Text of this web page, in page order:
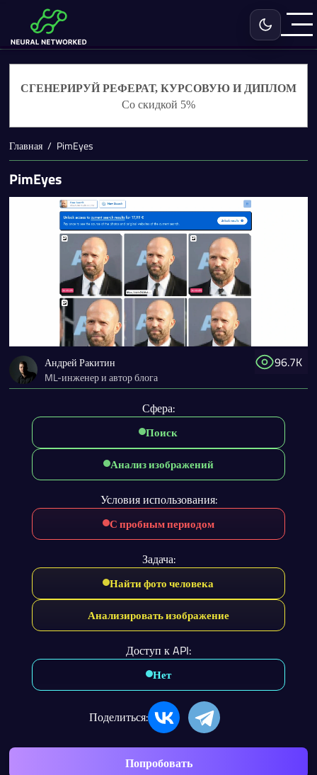
Включить
СГЕНЕРИРУЙ РЕФЕРАТ, КУРСОВУЮ И ДИПЛОМ
Со скидкой 5%
Главная PimEyes
PimEyes
96.7K
Андрей Ракитин
ML-инженер и автор блога
Сфера:
Поиск
Анализ изображений
Условия использования:
С пробным периодом
Задача:
Найти фото человека
Анализировать изображение
Доступ к API:
Нет
Поделиться:
Попробовать